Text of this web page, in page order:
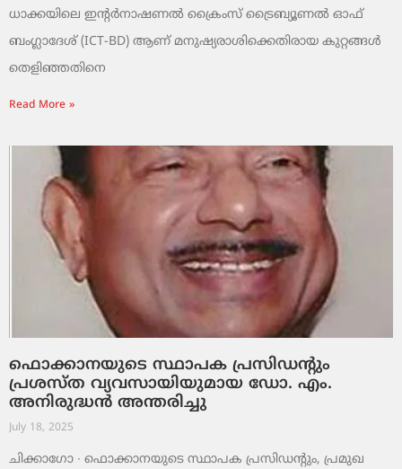
ധാക്കയിലെ ഇന്റർനാഷണൽ ക്രൈംസ് ട്രൈബ്യൂണൽ ഓഫ്
ബംഗ്ലാദേശ് (ICT-BD) ആണ് മനുഷ്യരാശിക്കെതിരായ കുറ്റങ്ങൾ
തെളിഞ്ഞതിനെ
Read More »
ഫൊക്കാനയുടെ സ്ഥാപക പ്രസിഡന്റും
പ്രശസ്ത വ്യവസായിയുമായ ഡോ. എം.
അനിരുദ്ധൻ അന്തരിച്ചു
July 18, 2025
ചിക്കാഗോ ∙ ഫൊക്കാനയുടെ സ്ഥാപക പ്രസിഡന്റും, പ്രമുഖ